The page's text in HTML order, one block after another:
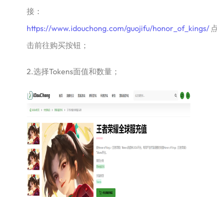
接：
https://www.idouchong.com/guojifu/honor_of_kings/
击前往购买按钮；
2.选择Tokens面值和数量；